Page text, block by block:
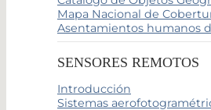
Mapa Nacional de
Asentamientos humanos
SENSORES REMOTOS
Introducción
Sistemas